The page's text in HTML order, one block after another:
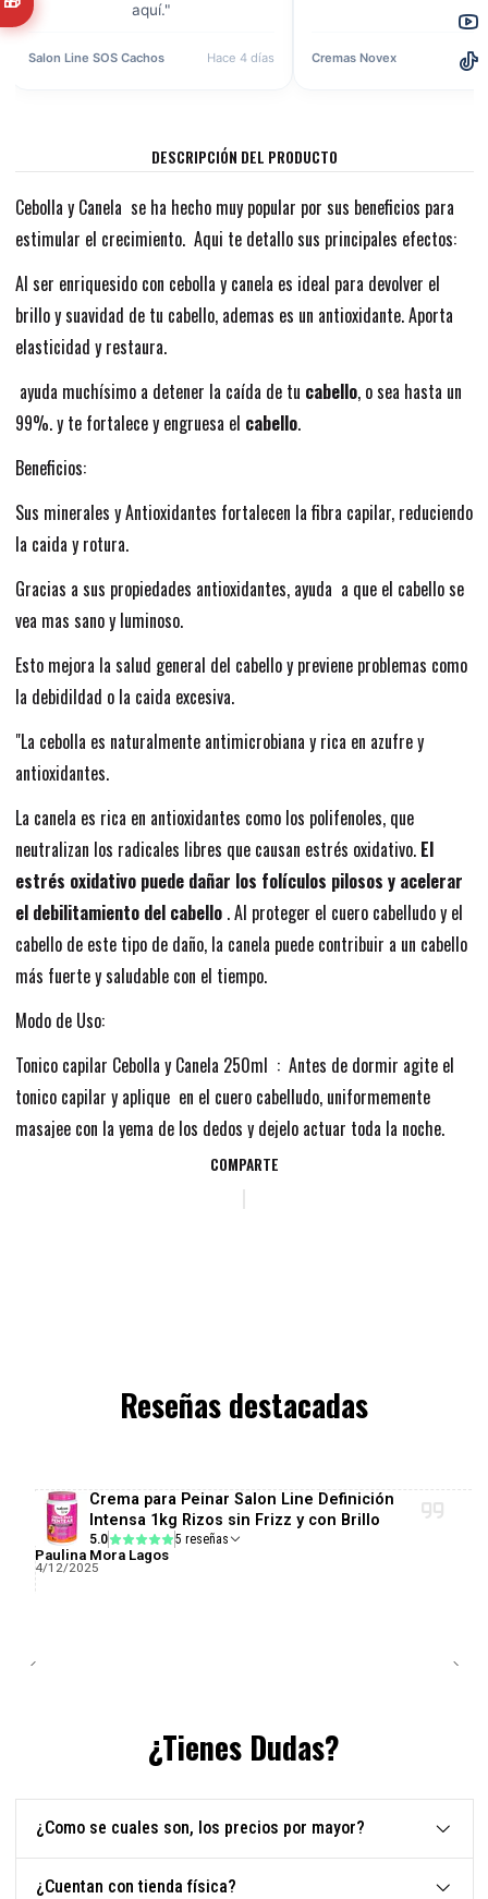
aquí."
Salon Line SOS Cachos Hace 4 días Cremas Novex
DESCRIPCIÓN DEL PRODUCTO
Cebolla y Canela se ha hecho muy popular por sus beneficios para
estimular el crecimiento. Aqui te detallo sus principales efectos:
Al ser enriquesido con cebolla y canela es ideal para devolver el
brillo y suavidad de tu cabello, ademas es un antioxidante. Aporta
elasticidad y restaura.
ayuda muchísimo a detener la caída de tu cabello, o sea hasta un
99%. y te fortalece y engruesa el cabello.
Beneficios:
Sus minerales y Antioxidantes fortalecen la fibra capilar, reduciendo
la caida y rotura.
Gracias a sus propiedades antioxidantes, ayuda a que el cabello se
vea mas sano y luminoso.
Esto mejora la salud general del cabello y previene problemas como
la debidildad o la caida excesiva.
"La cebolla es naturalmente antimicrobiana y rica en azufre y
antioxidantes.
La canela es rica en antioxidantes como los polifenoles, que
neutralizan los radicales libres que causan estrés oxidativo. El
estrés oxidativo puede dañar los folículos pilosos y acelerar
el debilitamiento del cabello. Al proteger el cuero cabelludo y el
cabello de este tipo de daño, la canela puede contribuir a un cabello
más fuerte y saludable con el tiempo.
Modo de Uso:
Tonico capilar Cebolla y Canela 250ml : Antes de dormir agite el
tonico capilar y aplique en el cuero cabelludo, uniformemente
masajee con la yema de los dedos y dejelo actuar toda la noche.
COMPARTE
Reseñas destacadas
Crema para Peinar Salon Line Definición
Intensa 1kg Rizos sin Frizz y con Brillo
5.0 5 reseñas
Paulina Mora Lagos
4/12/2025
¿Tienes Dudas?
¿Como se cuales son, los precios por mayor?
¿Cuentan con tienda física?